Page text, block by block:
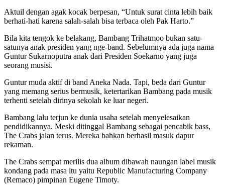
Aktuil dengan agak kocak berpesan, “Untuk surat cinta lebih baik
berhati-hati karena salah-salah bisa terbaca oleh Pak Harto.”
Bila kita tengok ke belakang, Bambang Trihatmoo bukan satu-
satunya anak presiden yang nge-band. Sebelumnya ada juga nama
Guntur Sukarnoputra anak dari Presiden Soekarno yang juga
seorang musisi.
Guntur muda aktif di band Aneka Nada. Tapi, beda dari Guntur
yang memang serius bermusik, ketertarikan Bambang pada musik
terhenti setelah dirinya sekolah ke luar negeri.
Bambang lalu terjun ke dunia usaha setelah menyelesaikan
pendidikannya. Meski ditinggal Bambang sebagai pencabik bass,
The Crabs jalan terus. Mereka bahkan berhasil masuk dapur
rekaman.
The Crabs sempat merilis dua album dibawah naungan label musik
kondang pada masa itu yaitu Republic Manufacturing Company
(Remaco) pimpinan Eugene Timoty.